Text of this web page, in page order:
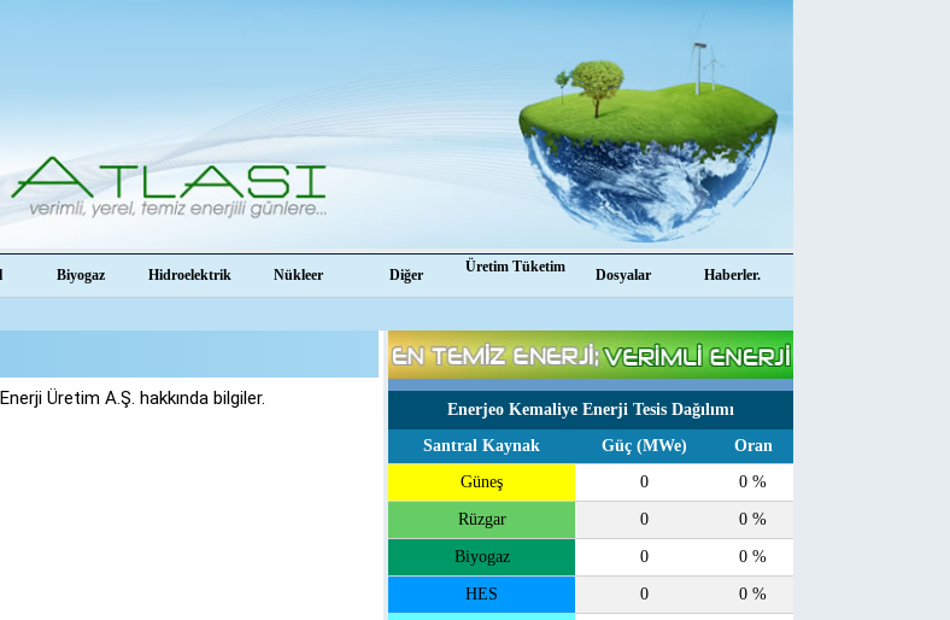
Biyogaz Hidroelektrik Nükleer Diğer Üretim Tüketim Dosyalar Haberler.
Üretim A.Ş. hakkında bilgiler.
Enerjeo Kemaliye Enerji Tesis Dağılımı
Santral Kaynak
Güç (MWe)
Oran
Güneş
0 0 %
Rüzgar 0 0 %
Biyogaz 0 0 %
HES 0 0 %